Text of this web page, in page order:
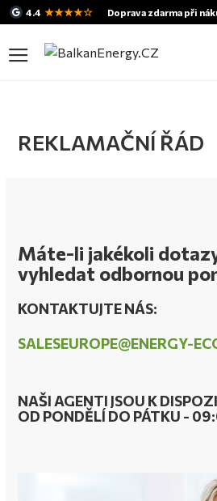
4.4 ★★★★☆ Doprava zdarma při
REKLAMAČNÍ ŘÁD
Máte-li jakékoli
vyhledat odbornou
KONTAKTUJTE NÁS:
SALESEUROPE@ENERGY-
NAŠI AGENTI JSOU K
OD PONDĚLÍ DO PÁTKU -